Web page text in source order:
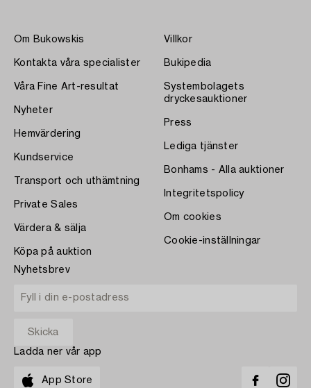
Om Bukowskis
Kontakta våra specialister
Våra Fine Art-resultat
Nyheter
Hemvärdering
Kundservice
Transport och uthämtning
Private Sales
Värdera & sälja
Köpa på auktion
Villkor
Bukipedia
Systembolagets
dryckesauktioner
Press
Lediga tjänster
Bonhams - Alla auktioner
Integritetspolicy
Om cookies
Cookie-inställningar
Nyhetsbrev
Ladda ner vår app
App Store